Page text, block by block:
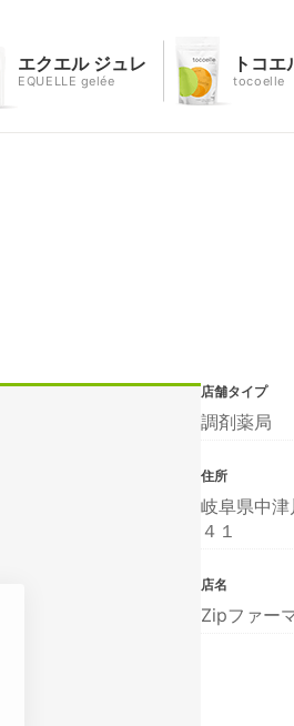
エクエル ジュレ
EQUELLE gelée
トコエ
tocoelle
店舗タイプ
調剤薬局
住所
岐阜県中津
４１
店名
Zipファー